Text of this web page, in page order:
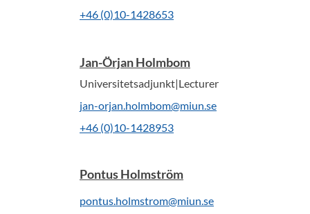
+46 (0)10-1428653
Jan-Örjan Holmbom
Universitetsadjunkt|Lecturer
jan-orjan.holmbom@miun.se
+46 (0)10-1428953
Pontus Holmström
pontus.holmstrom@miun.se